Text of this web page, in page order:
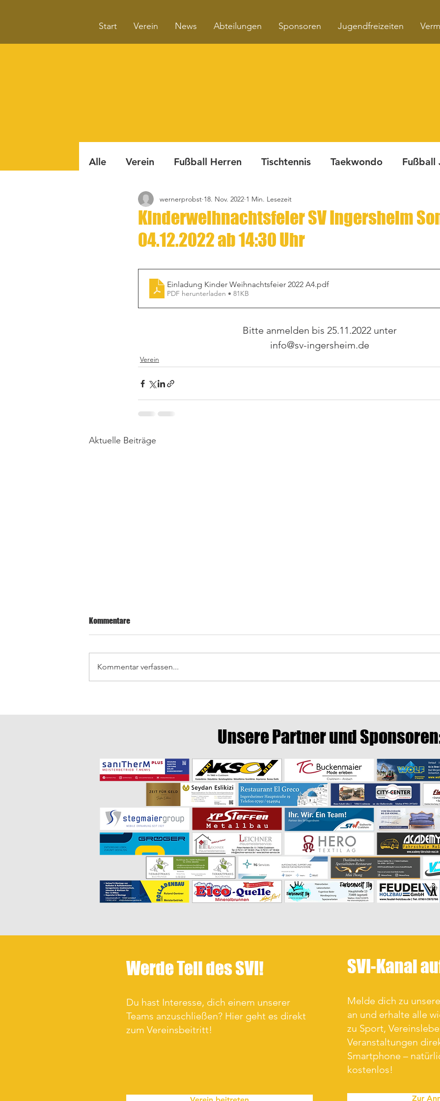
Start Verein News Abteilungen Sponsoren Jugendfreizeiten
Alle Verein Fußball Herren Tischtennis Taekwondo Fußball
Badminton Boule Turnen Fitnesskurse
Kinderweihnachtsfeier SV Ingersheim
04.12.2022 ab 14:30 Uhr
wernerprobst 18. Nov. 2022 1 Min. Lesezeit
Einladung Kinder Weihnachtsfeier 2022 A4.pdf
PDF herunterladen • 81KB
Bitte anmelden bis 25.11.2022 unter
info@sv-ingersheim.de
Verein
Aktuelle Beiträge
Der
2026
Kommentare
Kommentar verfassen...
Unsere Partner und
Werde Teil des SVI!
Du hast Interesse, dich einem unserer
Teams anzuschließen? Hier geht es direkt
zum Vereinsbeitritt!
SVI-Kanal
Melde dich zu
an und erhalte alle
zu Sport,
Veranstaltungen
Smartphone –
kostenlos!
Zur